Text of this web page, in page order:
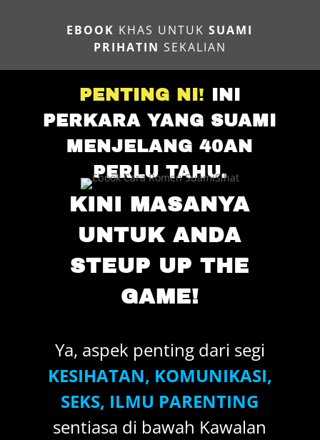
EBOOK KHAS UNTUKSUAMI
PRIHATIN SEKALIAN
PENTING NI !
INI
PERKARA YANG SUAMI
MENJELANG 40AN
PERLU TAHU.
KINI MASANYA
UNTUK ANDA
STEUP UP THE
GAME!
Ya, aspek penting dari segi
KESIHATAN, KOMUNIKASI,
SEKS, ILMU PARENTING
sentiasa di bawah Kawalan